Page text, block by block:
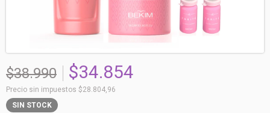
$38.990 $34.854
Precio sin impuestos $28.804,96
SIN STOCK